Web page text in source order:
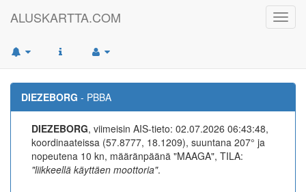
ALUSKARTTA.COM
DIEZEBORG - PBBA
DIEZEBORG, viimeisin AIS-tieto: 02.07.2026 06:43:48,
koordinaateissa (57.8777, 18.1209), suuntana 207° ja
nopeutena 10 kn, määränpäänä "MAAGA", TILA:
"liikkeellä käyttäen moottoria".